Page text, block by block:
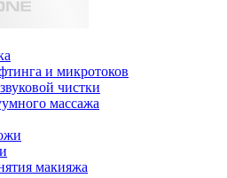
и микротоков
чистки
массажа
макияжа